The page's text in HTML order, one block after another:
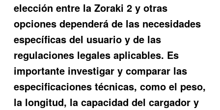
elección entre la Zoraki 2 y otras
opciones dependerá de las necesidades
específicas del usuario y de las
regulaciones legales aplicables. Es
importante investigar y comparar las
especificaciones técnicas, como el peso,
la longitud, la capacidad del cargador y